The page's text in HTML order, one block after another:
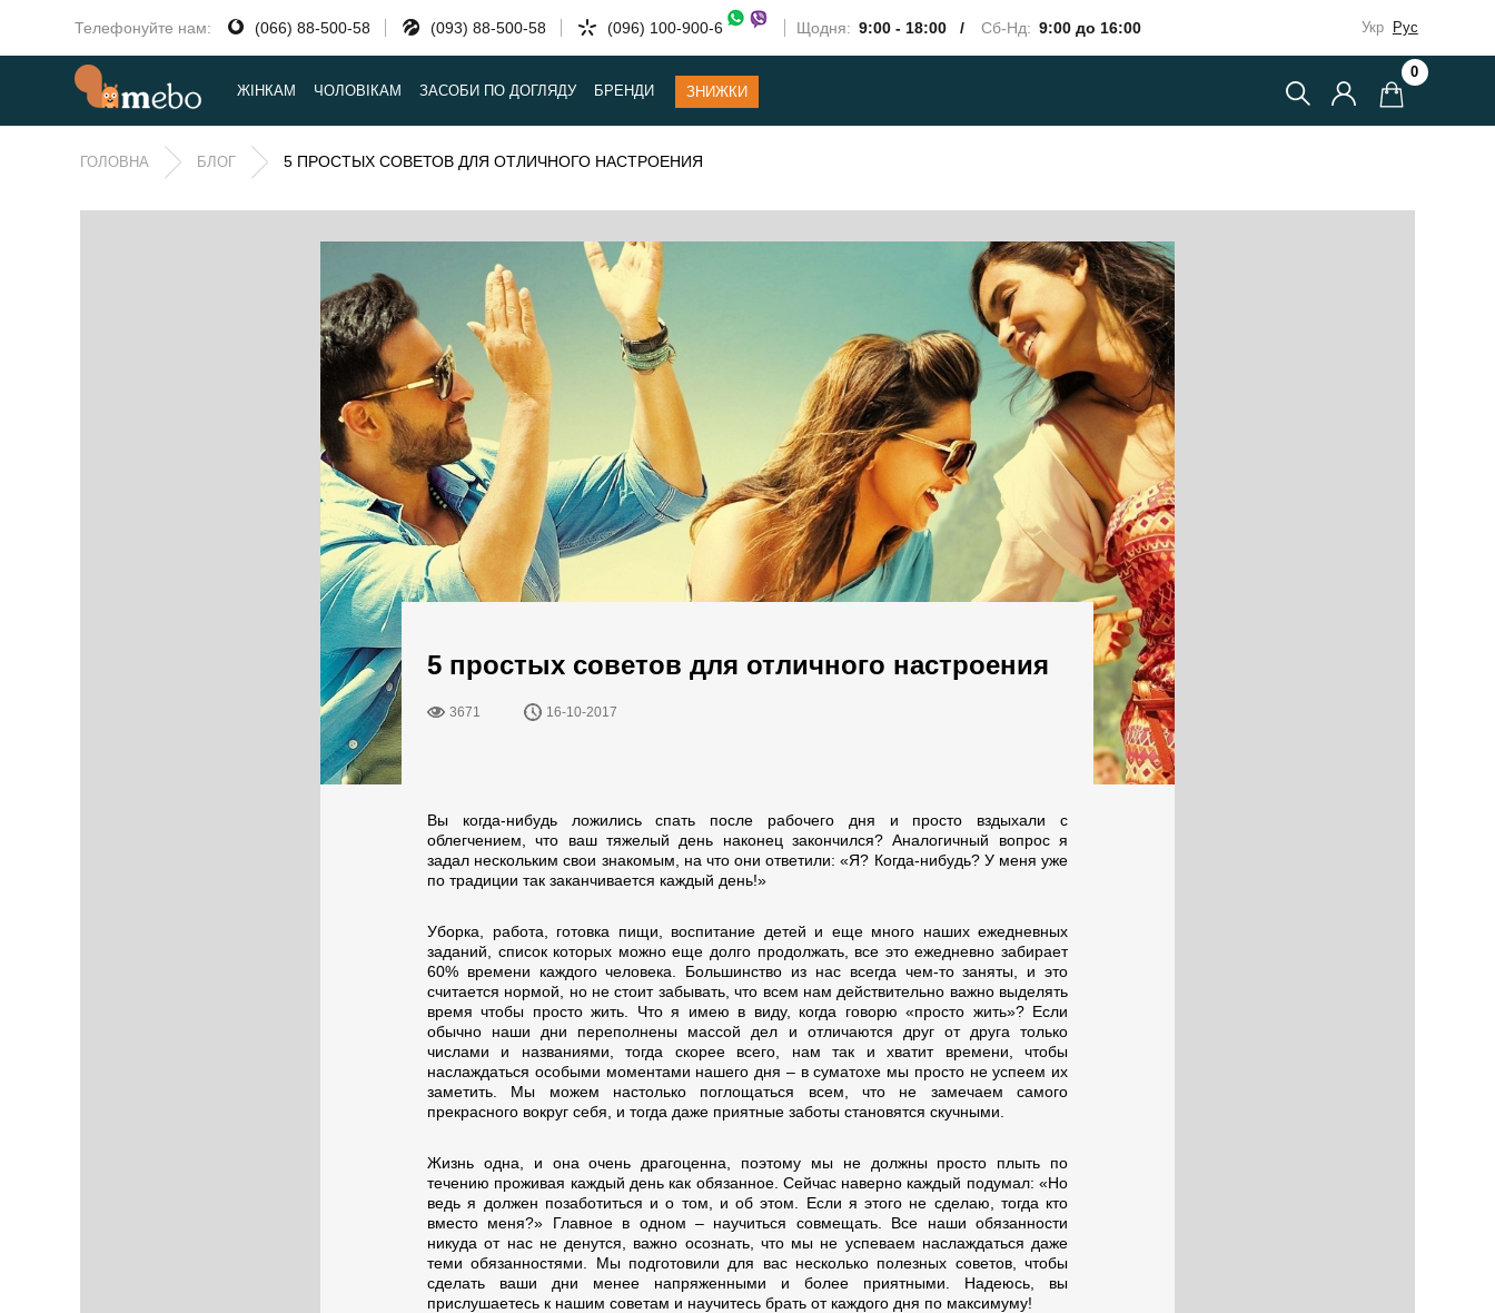
Телефонуйте нам: (066) 88-500-58 (093) 88-500-58 (096) 100-900-6 Щодня: 9:00 - 18:00 / Сб-Нд: 9:00 до 16:00 Укр Рус
ЖІНКАМ ЧОЛОВІКАМ ЗАСОБИ ПО ДОГЛЯДУ БРЕНДИ ЗНИЖКИ
0
ГОЛОВНА БЛОГ 5 ПРОСТЫХ СОВЕТОВ ДЛЯ ОТЛИЧНОГО НАСТРОЕНИЯ
5 простых советов для отличного настроения
3671 16-10-2017
Вы когда-нибудь ложились спать после рабочего дня и просто вздыхали с
облегчением, что ваш тяжелый день наконец закончился? Аналогичный вопрос я
задал нескольким свои знакомым, на что они ответили: «Я? Когда-нибудь? У меня уже
по традиции так заканчивается каждый день!»
Уборка, работа, готовка пищи, воспитание детей и еще много наших ежедневных
заданий, список которых можно еще долго продолжать, все это ежедневно забирает
60% времени каждого человека. Большинство из нас всегда чем-то заняты, и это
считается нормой, но не стоит забывать, что всем нам действительно важно выделять
время чтобы просто жить. Что я имею в виду, когда говорю «просто жить»? Если
обычно наши дни переполнены массой дел и отличаются друг от друга только
числами и названиями, тогда скорее всего, нам так и хватит времени, чтобы
наслаждаться особыми моментами нашего дня – в суматохе мы просто не успеем их
заметить. Мы можем настолько поглощаться всем, что не замечаем самого
прекрасного вокруг себя, и тогда даже приятные заботы становятся скучными.
Жизнь одна, и она очень драгоценна, поэтому мы не должны просто плыть по
течению проживая каждый день как обязанное. Сейчас наверно каждый подумал: «Но
ведь я должен позаботиться и о том, и об этом. Если я этого не сделаю, тогда кто
вместо меня?» Главное в одном – научиться совмещать. Все наши обязанности
никуда от нас не денутся, важно осознать, что мы не успеваем наслаждаться даже
теми обязанностями. Мы подготовили для вас несколько полезных советов, чтобы
сделать ваши дни менее напряженными и более приятными. Надеюсь, вы
прислушаетесь к нашим советам и научитесь брать от каждого дня по максимуму!